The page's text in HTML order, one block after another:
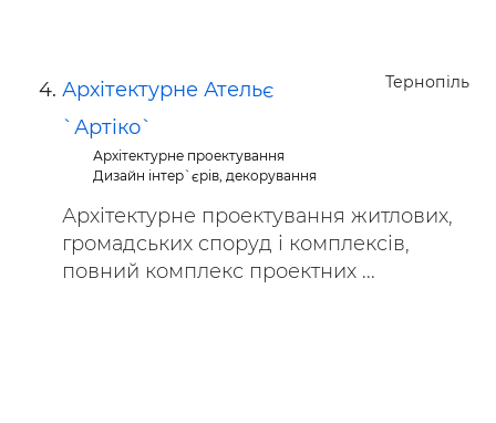
Тернопіль
Архітектурне Ательє
`Артіко`
Архітектурне проектування
Дизайн інтер`єрів, декорування
Архітектурне проектування житлових,
громадських споруд і комплексів,
повний комплекс проектних ...